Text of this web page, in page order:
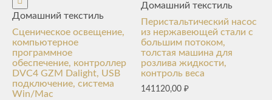
Домашний текстиль
Сценическое освещение,
компьютерное
программное
обеспечение, контроллер
DVC4 GZM Dalight, USB
подключение, система
Win/Mac
Домашний текстиль
Перистальтический насос
из нержавеющей стали с
большим потоком,
толстая машина для
розлива жидкости,
контроль веса
141120,00₽